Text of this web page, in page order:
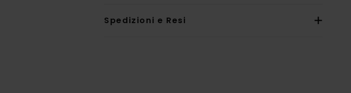
Spedizioni e Resi